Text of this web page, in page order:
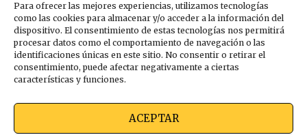
Para ofrecer las mejores experiencias, utilizamos tecnologías
como las cookies para almacenar y/o acceder a la información del
dispositivo. El consentimiento de estas tecnologías nos permitirá
procesar datos como el comportamiento de navegación o las
identificaciones únicas en este sitio. No consentir o retirar el
consentimiento, puede afectar negativamente a ciertas
características y funciones.
ACEPTAR
ciencia
La exposición sobre el eclipse
concluye en Laguardia